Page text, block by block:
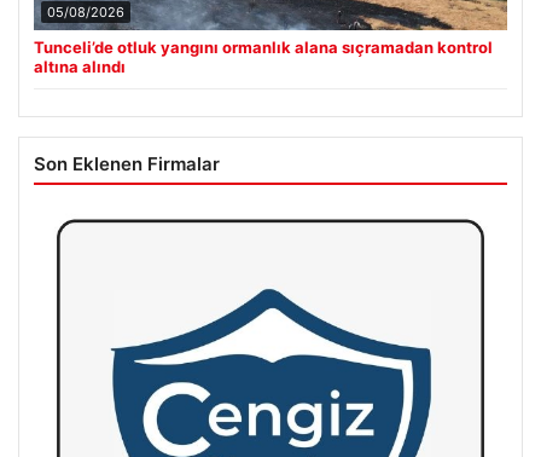
05/08/2026
Tunceli’de otluk yangını ormanlık alana sıçramadan kontrol
altına alındı
Son Eklenen Firmalar